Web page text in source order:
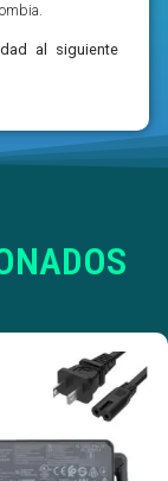
al siguiente